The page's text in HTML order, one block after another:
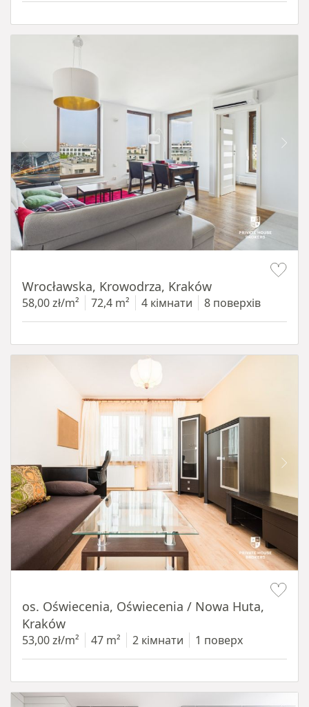
Wrocławska, Krowodrza, Kraków
58,00 zł/m² 72,4 m² 4 кімнати 8 поверхів
os. Oświecenia, Oświecenia / Nowa Huta,
Kraków
53,00 zł/m² 47 m² 2 кімнати 1 поверх